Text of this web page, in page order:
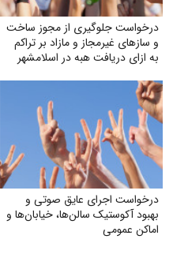
درخواست جلوگیری از مجوز ساخت
و سازهای غیرمجاز و مازاد بر تراکم
به ازای دریافت هبه در اسلامشهر
درخواست اجرای عایق صوتی و
بهبود آکوستیک سالن‌ها، خیابان‌ها و
اماکن عمومی